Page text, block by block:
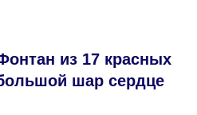
из 17 красных
шар сердце